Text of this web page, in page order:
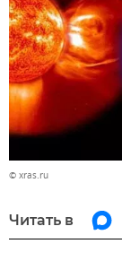
© xras.ru
Читать в